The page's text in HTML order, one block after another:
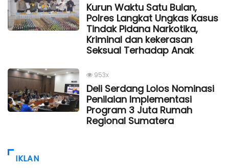
Kurun Waktu Satu Bulan,
Polres Langkat Ungkas Kasus
Tindak Pidana Narkotika,
Kriminal dan kekerasan
Seksual Terhadap Anak
953x
Deli Serdang Lolos Nominasi
Penilaian Implementasi
Program 3 Juta Rumah
Regional Sumatera
IKLAN